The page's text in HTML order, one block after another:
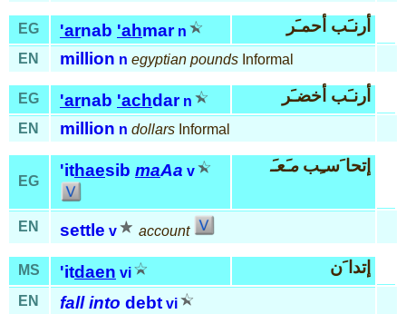
EG 'arnab 'ahmar n أرنـَب أحمـَر
EN million n egyptian pounds Informal
EG 'arnab 'achdar n أرنـَب أخضـَر
EN million n dollars Informal
EG
'ithaesib maAa v إتحا َسـِبمـَعـَ
EN settle v account
MS 'itdaen vi إتدا َن
EN fall into debt vi